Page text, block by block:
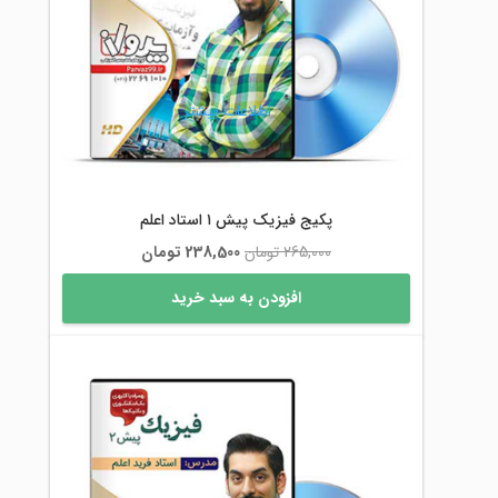
اطلاعات بیشتر
پکیج فیزیک پیش ۱ استاد اعلم
265,000تومانقیمت
اصلی
265,000 تومان
بود.
238,500 تومان
فعلی
است.
افزودن به سبد خرید